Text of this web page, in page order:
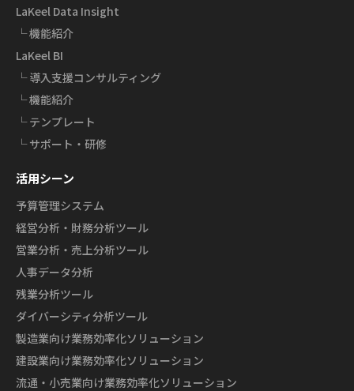
LaKeel Data Insight
└ 機能紹介
LaKeel BI
└ 導入支援コンサルティング
└ 機能紹介
└ テンプレート
└ サポート・研修
活用シーン
予算管理システム
経営分析・財務分析ツール
営業分析・売上分析ツール
人事データ分析
残業分析ツール
ダイバーシティ分析ツール
製造業向け業務効率化ソリューション
建設業向け業務効率化ソリューション
流通・小売業向け業務効率化ソリューション